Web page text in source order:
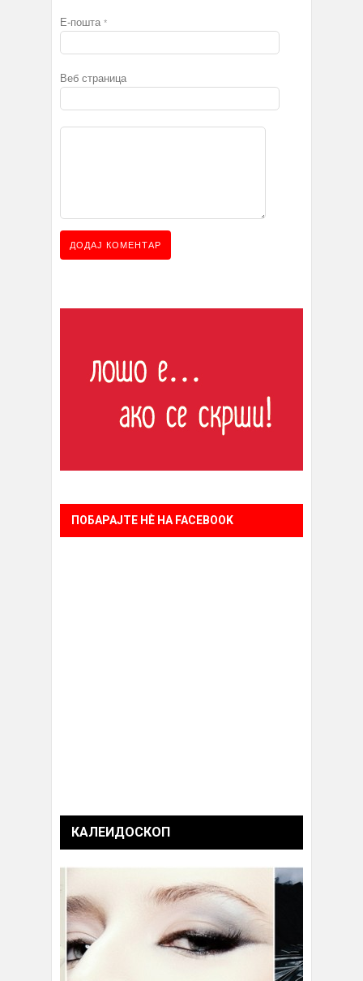
Е-пошта *
Веб страница
ПОБАРАЈТЕ НÈ НА FACEBOOK
КАЛЕИДОСКОП